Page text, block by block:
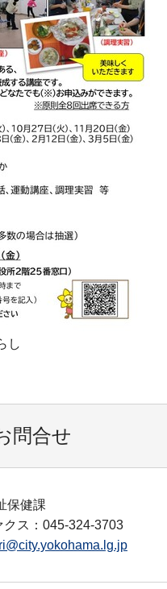
し
問合せ
保健課
クス：045-324-3703